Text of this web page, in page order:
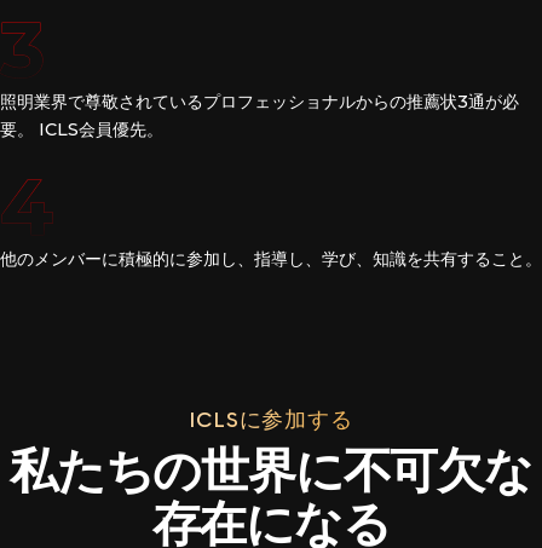
3
照明業界で尊敬されているプロフェッショナルからの推薦状3通が必
要。 ICLS会員優先。
4
他のメンバーに積極的に参加し、指導し、学び、知識を共有すること。
ICLSに参加する
私たちの世界に不可欠な
存在になる